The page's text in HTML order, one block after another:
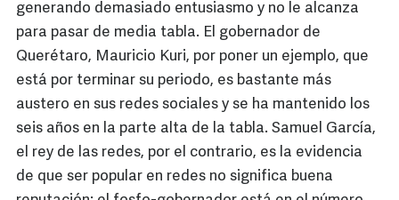
generando demasiado entusiasmo y no le alcanza
para pasar de media tabla. El gobernador de
Querétaro, Mauricio Kuri, por poner un ejemplo, que
está por terminar su periodo, es bastante más
austero en sus redes sociales y se ha mantenido los
seis años en la parte alta de la tabla. Samuel García,
el rey de las redes, por el contrario, es la evidencia
de que ser popular en redes no significa buena